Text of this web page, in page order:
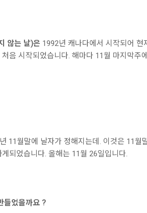
않는 날)은 1992년 캐나다에서 시작되어
음 시작되었습니다. 해마다 11월 마지막
11월말에 날자가 정해지는데. 이것은 11
되었습니다. 올해는 11월 26일입니다.
들었을까요 ?